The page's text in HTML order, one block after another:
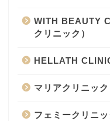
WITH BEAUTY
クリニック）
HELLATH
マリアクリニック
フェミークリニッ